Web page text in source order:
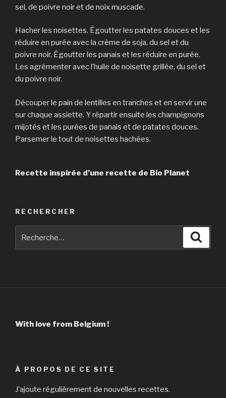
sel, de poivre noir et de noix muscade.
Hacher les noisettes. Égoutter les patates douces et les
réduire en purée avec la crème de soja, du sel et du
poivre noir. Égoutter les panais et les réduire en purée.
Les agrémenter avec l’huile de noisette grillée, du sel et
du poivre noir.
Découper le pain de lentilles en tranches et en servir une
sur chaque assiette. Y répartir ensuite les champignons
mijotés et les purées de panais et de patates douces.
Parsemer le tout de noisettes hachées.
Recette inspirée d’une recette de Bio Planet
RECHERCHER
With love from Belgium !
À PROPOS DE CE SITE
J’ajoute régulièrement de nouvelles recettes.